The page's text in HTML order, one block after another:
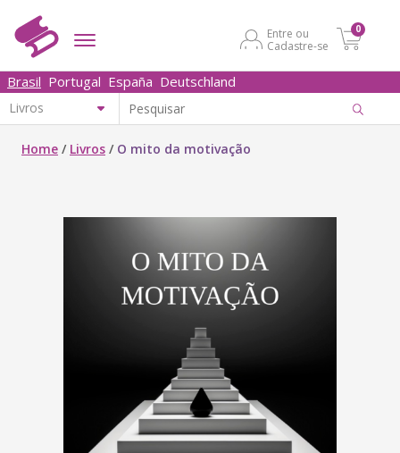
Entre ou
Cadastre-se
0
Brasil Portugal España Deutschland
Home / Livros / O mito da motivação